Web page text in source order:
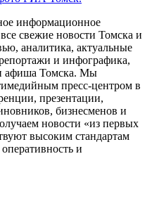
информационное
свежие новости Томска и
аналитика, актуальные
и инфографика,
афиша Томска. Мы
пресс-центром в
презентации,
бизнесменов и
новости «из первых
высоким стандартам
и